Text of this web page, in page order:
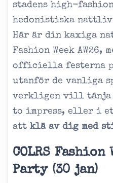
stadens high-
hedonistiska
Här är din kaxiga
Fashion Week AW26,
officiella festerna
utanför de vanliga
verkligen vill tänja
to impress, eller i
att klä av dig med
COLRS Fashion
Party (30 jan)